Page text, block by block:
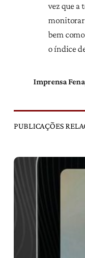
vez que a
monitorar
bem
o índice
Imprensa
PUBLICAÇÕES